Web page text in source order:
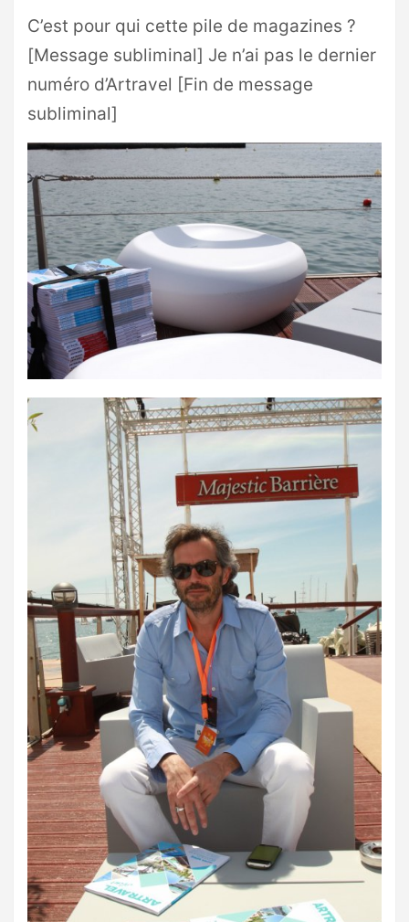
C’est pour qui cette pile de magazines ?
[Message subliminal] Je n’ai pas le dernier
numéro d’Artravel [Fin de message
subliminal]